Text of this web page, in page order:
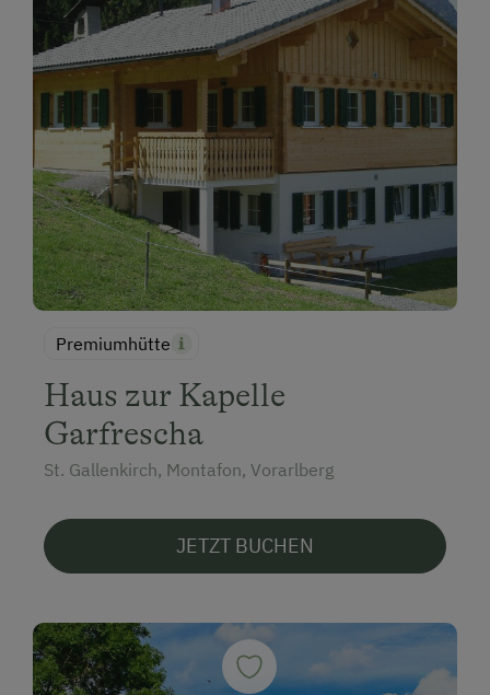
Premiumhütte
Haus zur Kapelle
Garfrescha
St. Gallenkirch, Montafon, Vorarlberg
JETZT BUCHEN